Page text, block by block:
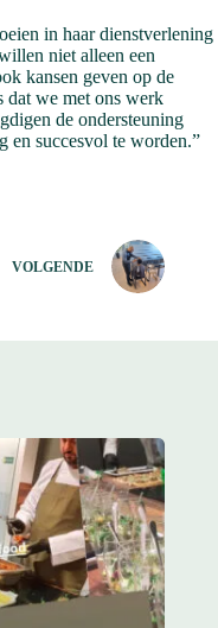
in haar dienstverlening
niet alleen een
kansen geven op de
dat we met ons werk
de ondersteuning
en succesvol te worden.”
VOLGENDE